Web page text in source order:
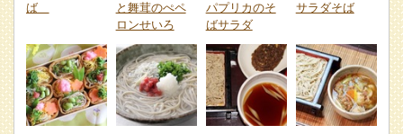
ば
と舞茸のぺペ
ロンせいろ
パプリカのそ
ばサラダ
サラダそば